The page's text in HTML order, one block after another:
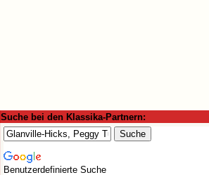
Suche bei den Klassika-Partnern:
Benutzerdefinierte Suche